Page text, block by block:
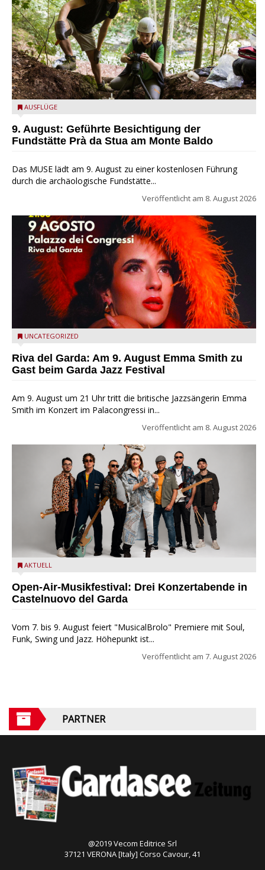
die archäologische Fundstätte Riparo Prà da Stua am Monte
AUSFLÜGE
9. August: Geführte Besichtigung der
Fundstätte Prà da Stua am Monte Baldo
Das MUSE lädt am 9. August zu einer kostenlosen Führung
durch die archäologische Fundstätte...
Veröffentlicht am 8. August 2026
Riva del Garda - Emma Smith zu Gast beim Garda Jazz
UNCATEGORIZED
Riva del Garda: Am 9. August Emma Smith zu
Gast beim Garda Jazz Festival
Am 9. August um 21 Uhr tritt die britische Jazzsängerin Emma
Smith im Konzert im Palacongressi in...
Veröffentlicht am 8. August 2026
Castelnuovo del Garda: Die "Dirotta su Cuba" zu Gast beim
AKTUELL
Open-Air-Musikfestival: Drei Konzertabende in
Castelnuovo del Garda
Vom 7. bis 9. August feiert "MusicalBrolo" Premiere mit Soul,
Funk, Swing und Jazz. Höhepunkt ist...
Veröffentlicht am 7. August 2026
PARTNER
@2019 Vecom Editrice Srl
37121 VERONA [Italy] Corso Cavour, 41